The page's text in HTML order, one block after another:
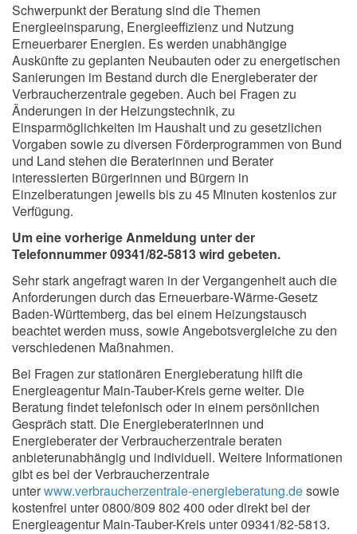
Schwerpunkt der Beratung sind die Themen
Energieeinsparung, Energieeffizienz und Nutzung
Erneuerbarer Energien. Es werden unabhängige
Auskünfte zu geplanten Neubauten oder zu energetischen
Sanierungen im Bestand durch die Energieberater der
Verbraucherzentrale gegeben. Auch bei Fragen zu
Änderungen in der Heizungstechnik, zu
Einsparmöglichkeiten im Haushalt und zu gesetzlichen
Vorgaben sowie zu diversen Förderprogrammen von Bund
und Land stehen die Beraterinnen und Berater
interessierten Bürgerinnen und Bürgern in
Einzelberatungen jeweils bis zu 45 Minuten kostenlos zur
Verfügung.
Um eine vorherige Anmeldung unter der
Telefonnummer 09341/82-5813 wird gebeten.
Sehr stark angefragt waren in der Vergangenheit auch die
Anforderungen durch das Erneuerbare-Wärme-Gesetz
Baden-Württemberg, das bei einem Heizungstausch
beachtet werden muss, sowie Angebotsvergleiche zu den
verschiedenen Maßnahmen.
Bei Fragen zur stationären Energieberatung hilft die
Energieagentur Main-Tauber-Kreis gerne weiter. Die
Beratung findet telefonisch oder in einem persönlichen
Gespräch statt. Die Energieberaterinnen und
Energieberater der Verbraucherzentrale beraten
anbieterunabhängig und individuell. Weitere Informationen
gibt es bei der Verbraucherzentrale
unterwww.verbraucherzentrale-energieberatung.desowie
kostenfrei unter 0800/809 802 400 oder direkt bei der
Energieagentur Main-Tauber-Kreis unter 09341/82-5813.